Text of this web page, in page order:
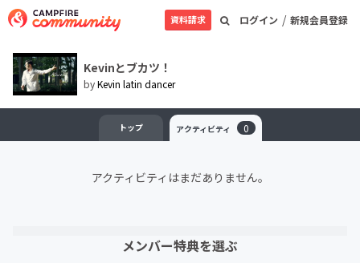
ログイン / 新規会員登録
資料請求
Kevinとブカツ！
byKevin latin dancer
トップ アクティビティ 0
アクティビティはまだありません。
メンバー特典を選ぶ